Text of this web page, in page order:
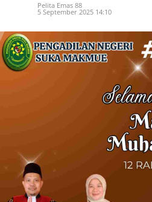
Pelita Emas 88
5 September 2025 14:10